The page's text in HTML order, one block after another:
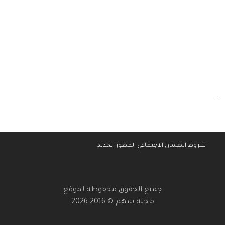
-
شروط الضمان الاجتماعي المطور الجديد
جميع الحقوق محفوظة لموقع
مجلة سهم © 2016-2026